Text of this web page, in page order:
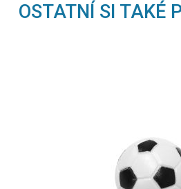
OSTATNÍ SI TAKÉ